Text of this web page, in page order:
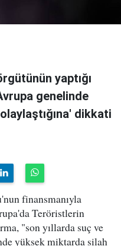
yaptığı
genelinde
dikkati
finansmanıyla
Teröristlerin
"son yıllarda suç ve
yüksek miktarda silah